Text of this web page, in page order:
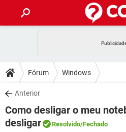
CELULAR
OUTLOOK
INSTAGRAM
GUIA DE COMPRAS
DICAS
JOGOS
OUTLOOK
DOWNLOADS
JOGOS
CELULAR
FÓRUM
Fórum Windows
Anterior
Como desligar o meu
desligar
Resolvido/Fechado